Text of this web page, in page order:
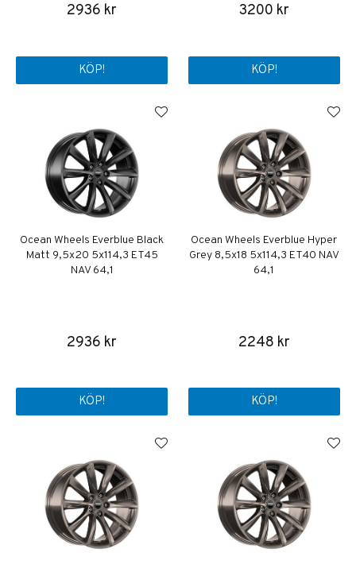
2936 kr
KÖP!
3200 kr
KÖP!
Ocean Wheels Everblue Black
Matt 9,5x20 5x114,3 ET45
NAV 64,1
2936 kr
KÖP!
Ocean Wheels Everblue Hyper
Grey 8,5x18 5x114,3 ET40 NAV
64,1
2248 kr
KÖP!